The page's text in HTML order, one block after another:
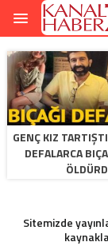
GENÇ KIZ
DEFALARCA
Sitemizde